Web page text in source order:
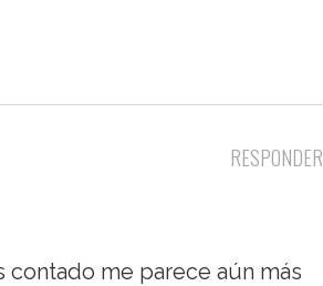
RESPONDER
me parece aún más